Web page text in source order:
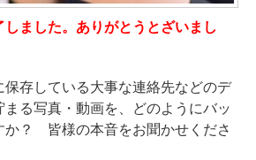
ました。ありがとうとざいまし
存している大事な連絡先などのデ
る写真・動画を、どのようにバッ
か？ 皆様の本音をお聞かせくださ